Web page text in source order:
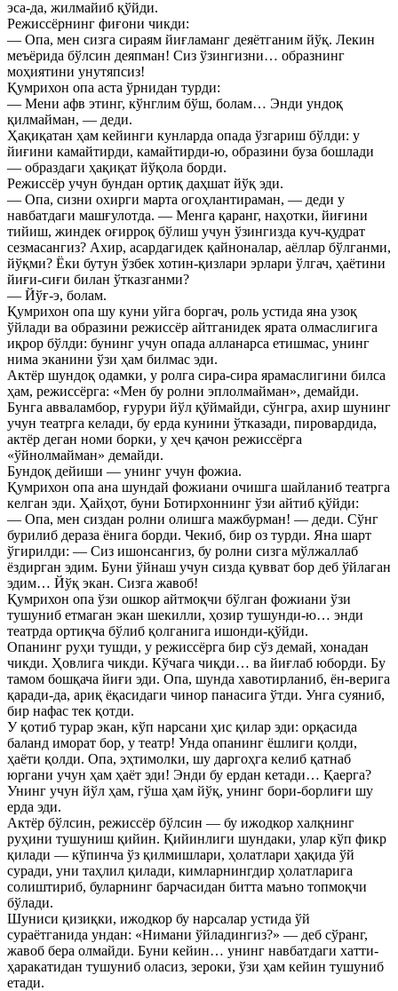
эса-да, жилмайиб қўйди.
Режиссёрнинг фиғони чикди:
— Опа, мен сизга сираям йиғламанг деяётганим йўқ. Лекин
меъёрида бўлсин деяпман! Сиз ўзингизни… образнинг
моҳиятини унутяпсиз!
Қумрихон опа аста ўрнидан турди:
— Мени афв этинг, кўнглим бўш, болам… Энди ундоқ
қилмайман, — деди.
Ҳақиқатан ҳам кейинги кунларда опада ўзгариш бўлди: у
йиғини камайтирди, камайтирди-ю, образини буза бошлади
— образдаги ҳақиқат йўқола борди.
Режиссёр учун бундан ортиқ даҳшат йўқ эди.
— Опа, сизни охирги марта огоҳлантираман, — деди у
навбатдаги машғулотда. — Менга қаранг, наҳотки, йиғини
тийиш, жиндек оғирроқ бўлиш учун ўзингизда куч-қудрат
сезмасангиз? Ахир, асардагидек қайноналар, аёллар бўлганми,
йўқми? Ёки бутун ўзбек хотин-қизлари эрлари ўлгач, ҳаётини
йиғи-сиғи билан ўтказганми?
— Йўғ-э, болам.
Қумрихон опа шу куни уйга боргач, роль устида яна узоқ
ўйлади ва образини режиссёр айтганидек ярата олмаслигига
иқрор бўлди: бунинг учун опада алланарса етишмас, унинг
нима эканини ўзи ҳам билмас эди.
Актёр шундоқ одамки, у ролга сира-сира ярамаслигини билса
ҳам, режиссёрга: «Мен бу ролни эплолмайман», демайди.
Бунга авваламбор, ғурури йўл қўймайди, сўнгра, ахир шунинг
учун театрга келади, бу ерда кунини ўтказади, пировардида,
актёр деган номи борки, у ҳеч қачон режиссёрга
«ўйнолмайман» демайди.
Бундоқ дейиши — унинг учун фожиа.
Қумрихон опа ана шундай фожиани очишга шайланиб театрга
келган эди. Ҳайҳот, буни Ботирхоннинг ўзи айтиб қўйди:
— Опа, мен сиздан ролни олишга мажбурман! — деди. Сўнг
бурилиб дераза ёнига борди. Чекиб, бир оз турди. Яна шарт
ўгирилди: — Сиз ишонсангиз, бу ролни сизга мўлжаллаб
ёздирган эдим. Буни ўйнаш учун сизда қувват бор деб ўйлаган
эдим… Йўқ экан. Сизга жавоб!
Қумрихон опа ўзи ошкор айтмоқчи бўлган фожиани ўзи
тушуниб етмаган экан шекилли, ҳозир тушунди-ю… энди
театрда ортиқча бўлиб қолганига ишонди-қўйди.
Опанинг руҳи тушди, у режиссёрга бир сўз демай, хонадан
чикди. Ҳовлига чикди. Кўчага чиқди… ва йиғлаб юборди. Бу
тамом бошқача йиғи эди. Опа, шунда хавотирланиб, ён-верига
қаради-да, ариқ ёқасидаги чинор панасига ўтди. Унга суяниб,
бир нафас тек қотди.
У қотиб турар экан, кўп нарсани ҳис қилар эди: орқасида
баланд иморат бор, у театр! Унда опанинг ёшлиги қолди,
ҳаёти қолди. Опа, эҳтимолки, шу даргоҳга келиб қатнаб
юргани учун ҳам ҳаёт эди! Энди бу ердан кетади… Қаерга?
Унинг учун йўл ҳам, гўша ҳам йўқ, унинг бори-борлиғи шу
ерда эди.
Актёр бўлсин, режиссёр бўлсин — бу ижодкор халқнинг
руҳини тушуниш қийин. Қийинлиги шундаки, улар кўп фикр
қилади — кўпинча ўз қилмишлари, ҳолатлари ҳақида ўй
суради, уни таҳлил қилади, кимларнингдир ҳолатларига
солиштириб, буларнинг барчасидан битта маъно топмоқчи
бўлади.
Шуниси қизиқки, ижодкор бу нарсалар устида ўй
сураётганида ундан: «Нимани ўйладингиз?» — деб сўранг,
жавоб бера олмайди. Буни кейин… унинг навбатдаги хатти-
ҳаракатидан тушуниб оласиз, зероки, ўзи ҳам кейин тушуниб
етади.